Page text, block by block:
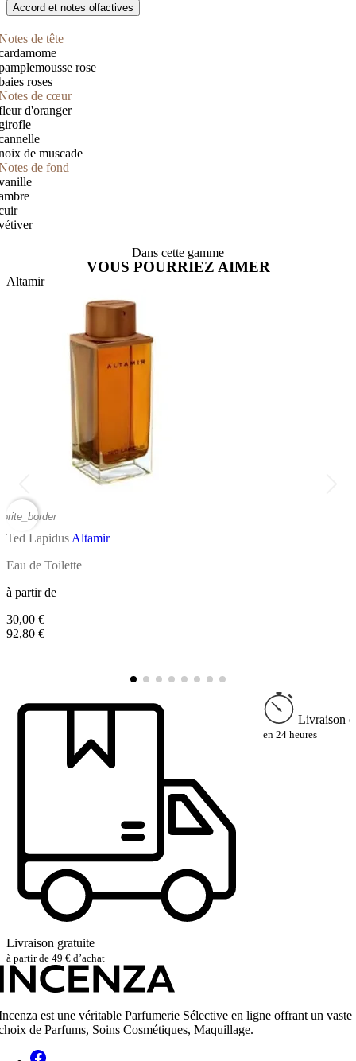
Accord et notes olfactives
de tête
rose
roses
de cœur
d'oranger
de muscade
de fond
Dans cette gamme
VOUS POURRIEZ AIMER
Altamir
Ted Lapidus Altamir
Eau de Toilette
à partir de
30,00 €
92,80 €
Livraison gratuite
à partir de 49 € d’achat
Livraison
en 24 heures
est une véritable Parfumerie Sélective en ligne offrant un vaste
de Parfums, Soins Cosmétiques, Maquillage.